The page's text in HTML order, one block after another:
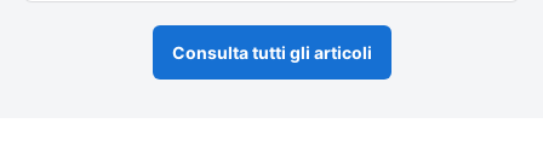
Consulta tutti gli articoli